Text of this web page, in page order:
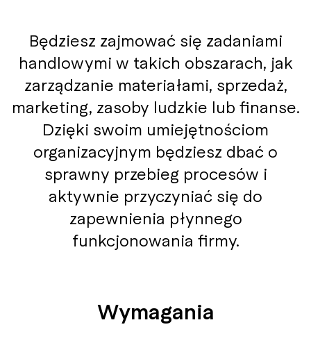
Będziesz zajmować się zadaniami
handlowymi w takich obszarach, jak
zarządzanie materiałami, sprzedaż,
marketing, zasoby ludzkie lub finanse.
Dzięki swoim umiejętnościom
organizacyjnym będziesz dbać o
sprawny przebieg procesów i
aktywnie przyczyniać się do
zapewnienia płynnego
funkcjonowania firmy.
Wymagania